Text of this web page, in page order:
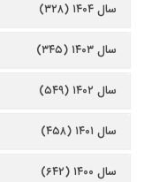
سال ۱۴۰۴ (۳۲۸)
سال ۱۴۰۳ (۳۴۵)
سال ۱۴۰۲ (۵۴۹)
سال ۱۴۰۱ (۴۵۸)
سال ۱۴۰۰ (۶۴۲)